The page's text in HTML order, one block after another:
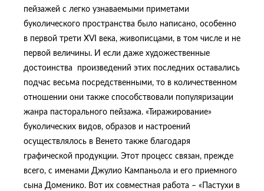
пейзажей с легко узнаваемыми приметами
буколического пространства было написано, особенно
в первой трети XVI века, живописцами, в том числе и не
первой величины. И если даже художественные
достоинства произведений этих последних оставались
подчас весьма посредственными, то в количественном
отношении они также способствовали популяризации
жанра пасторального пейзажа. «Тиражирование»
буколических видов, образов и настроений
осуществлялось в Венето также благодаря
графической продукции. Этот процесс связан, прежде
всего, с именами Джулио Кампаньола и его приемного
сына Доменико. Вот их совместная работа – «Пастухи в